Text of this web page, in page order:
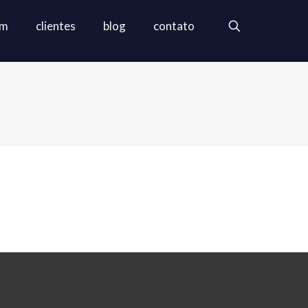
clientes blog contato